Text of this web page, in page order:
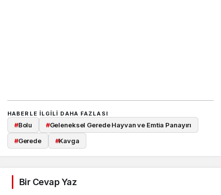
HABERLE ILGILI DAHA FAZLASI
#Bolu #Geleneksel Gerede Hayvan ve Emtia Panayırı
#Gerede #Kavga
Bir Cevap Yaz